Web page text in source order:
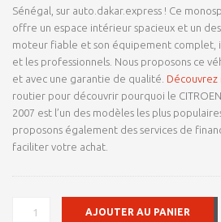
Sénégal, sur auto.dakar.express ! Ce
offre un espace intérieur spacieux et un
moteur fiable et son équipement complet,
et les professionnels. Nous proposons ce
et avec une garantie de qualité.
routier pour découvrir pourquoi le CITROEN
2007 est l’un des modèles les plus
proposons également des services de
faciliter votre achat.
QUANTITÉ
AJOUTER AU PANIER